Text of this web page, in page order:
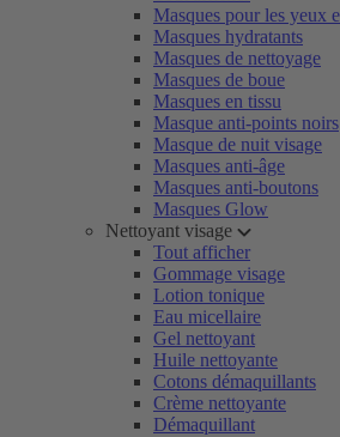
Masques pour les yeux
Masques hydratants
Masques de nettoyage
Masques de boue
Masques en tissu
Masque anti-points noirs
Masque de nuit visage
Masques anti-âge
Masques anti-boutons
Masques Glow
Nettoyant visage
Tout afficher
Gommage visage
Lotion tonique
Eau micellaire
Gel nettoyant
Huile nettoyante
Cotons démaquillants
Crème nettoyante
Démaquillant